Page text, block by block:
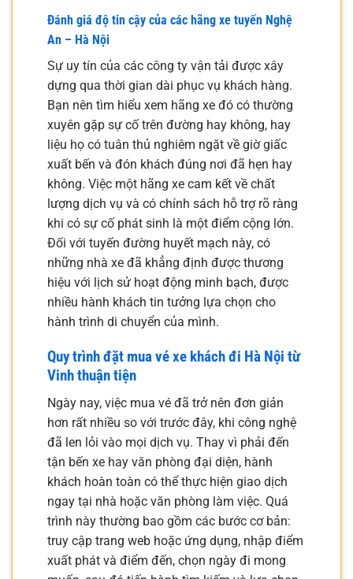
Đánh giá độ tin cậy của các hãng xe tuyến Nghệ
An – Hà Nội
Sự uy tín của các công ty vận tải được xây
dựng qua thời gian dài phục vụ khách hàng.
Bạn nên tìm hiểu xem hãng xe đó có thường
xuyên gặp sự cố trên đường hay không, hay
liệu họ có tuân thủ nghiêm ngặt về giờ giấc
xuất bến và đón khách đúng nơi đã hẹn hay
không. Việc một hãng xe cam kết về chất
lượng dịch vụ và có chính sách hỗ trợ rõ ràng
khi có sự cố phát sinh là một điểm cộng lớn.
Đối với tuyến đường huyết mạch này, có
những nhà xe đã khẳng định được thương
hiệu với lịch sử hoạt động minh bạch, được
nhiều hành khách tin tưởng lựa chọn cho
hành trình di chuyển của mình.
Quy trình đặt mua vé xe khách đi Hà Nội từ
Vinh thuận tiện
Ngày nay, việc mua vé đã trở nên đơn giản
hơn rất nhiều so với trước đây, khi công nghệ
đã len lỏi vào mọi dịch vụ. Thay vì phải đến
tận bến xe hay văn phòng đại diện, hành
khách hoàn toàn có thể thực hiện giao dịch
ngay tại nhà hoặc văn phòng làm việc. Quá
trình này thường bao gồm các bước cơ bản:
truy cập trang web hoặc ứng dụng, nhập điểm
xuất phát và điểm đến, chọn ngày đi mong